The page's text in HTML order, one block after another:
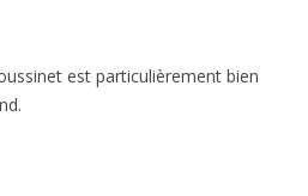
est particulièrement bien